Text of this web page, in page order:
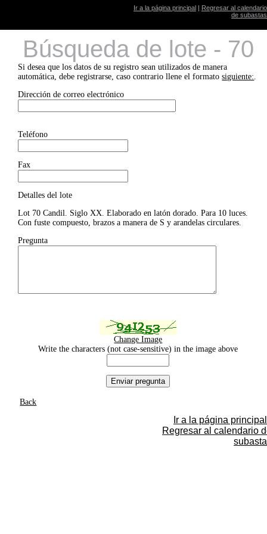
Ir a la página principal | Regresar al calendario
de subastas
Búsqueda de lote - 70
Si desea que los datos de su registro sean utilizados de manera
automática, debe registrarse, caso contrario llene el formatosiguiente:.
Dirección de correo electrónico
Teléfono
Fax
Detalles del lote
Lot 70 Candil. Siglo XX. Elaborado en latón dorado. Para 10 luces.
Con fuste compuesto, brazos a manera de S y arandelas circulares.
Pregunta
Change Image
Write the characters (not case-sensitive) in the image above
Back
Ir a la página principal
Regresar al calendario